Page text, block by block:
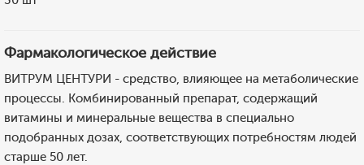
Фармакологическое действие
ВИТРУМ ЦЕНТУРИ - средство, влияющее на метаболические
процессы. Комбинированный препарат, содержащий
витамины и минеральные вещества в специально
подобранных дозах, соответствующих потребностям людей
старше 50 лет.